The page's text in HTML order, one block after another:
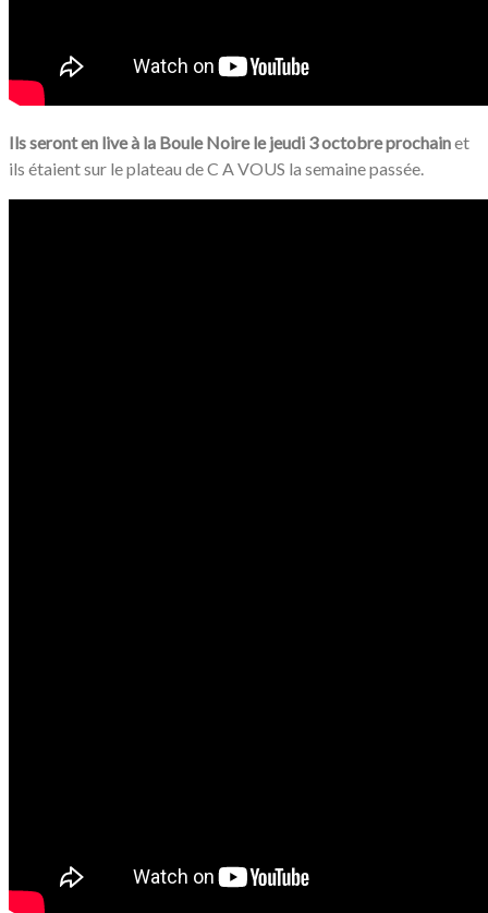
Ils seront en live à la Boule Noire le jeudi 3 octobre prochainet
ils étaient sur le plateau de C A VOUS la semaine passée.